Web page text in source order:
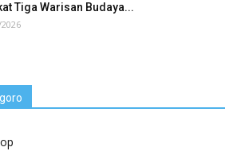
Tiga Warisan Budaya...